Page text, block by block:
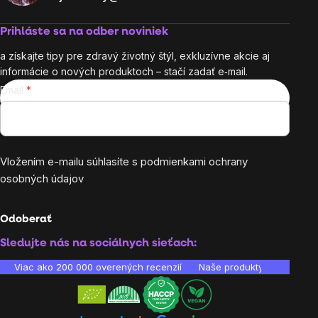
Prihláste sa na odber noviniek
a získajte tipy pre zdravý životný štýl, exkluzívne akcie aj
informácie o nových produktoch – stačí zadať e‑mail.
Email
Vložením e-mailu súhlasíte s podmienkami ochrany
osobných údajov
Odoberať
Sledujte nás na sociálnych sieťach:
Viac ako 200 000 overených recenzií Naše produkty sú